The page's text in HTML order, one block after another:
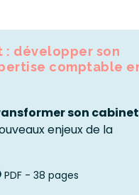
: développer son
comptable
son cabinet
enjeux de la
PDF - 38 pages